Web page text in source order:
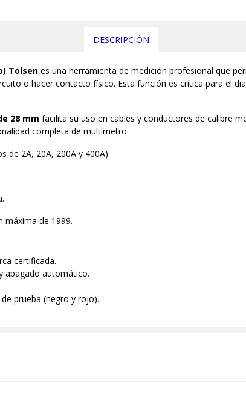
DESCRIPCIÓN
Tolsen es una herramienta de medición profesional que
o hacer contacto físico. Esta función es crítica para el
28 mm facilita su uso en cables y conductores de calibre
completa de multímetro.
de 2A, 20A, 200A y 400A).
máxima de 1999.
certificada.
apagado automático.
prueba (negro y rojo).